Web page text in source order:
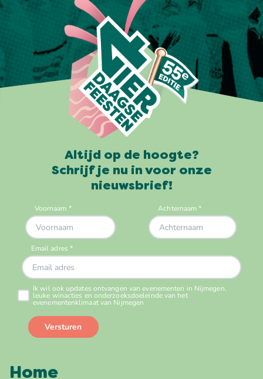
Altijd op de hoogte?
Schrijf je nu in voor onze
nieuwsbrief!
Home